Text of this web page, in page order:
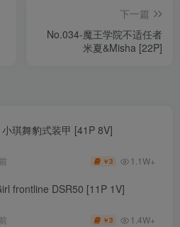
下一篇
No.034-魔王学院不适任者
米夏&Misha [22P]
琪舞豹式装甲 [41P 8V]
￥3 1.1W+
frontline DSR50 [11P 1V]
￥3 1.4W+